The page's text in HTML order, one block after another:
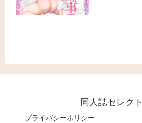
同人誌セレクト
プライバシーポリシー